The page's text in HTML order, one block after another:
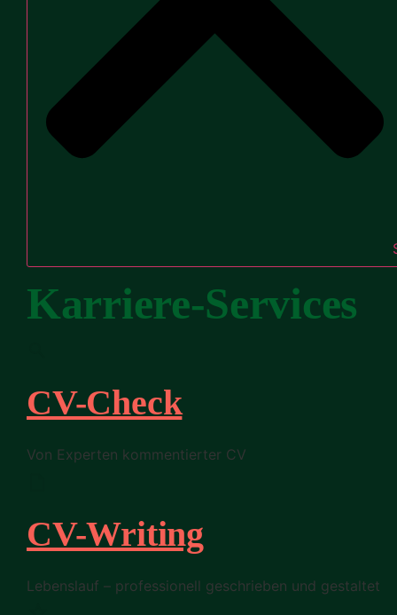
Karriere-Services
CV-Check
Von Experten kommentierter CV
CV-Writing
Lebenslauf – professionell geschrieben und gestaltet